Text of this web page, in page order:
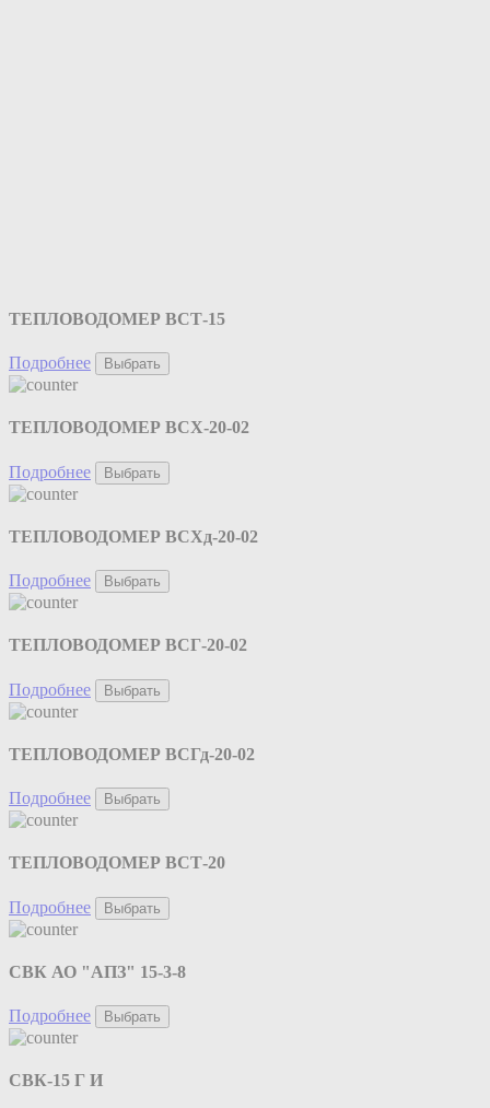
ТЕПЛОВОДОМЕР ВСТ-15
Подробнее Выбрать
ТЕПЛОВОДОМЕР ВСХ-20-02
Подробнее Выбрать
ТЕПЛОВОДОМЕР ВСХд-20-02
Подробнее Выбрать
ТЕПЛОВОДОМЕР ВСГ-20-02
Подробнее Выбрать
ТЕПЛОВОДОМЕР ВСГд-20-02
Подробнее Выбрать
ТЕПЛОВОДОМЕР ВСТ-20
Подробнее Выбрать
СВК АО "АПЗ" 15-3-8
Подробнее Выбрать
СВК-15 Г И